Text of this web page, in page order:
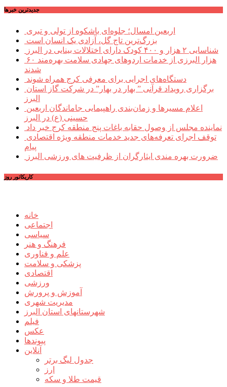
جديدترين خبرها
اربعین امسال؛ جلوه‌ای باشکوه از تولی و تبری
بزرگ‌ترین تاج گل، آزادی یک انسان است
شناسایی ۲ هزار و ۴۰۰ کودک دارای اختلالات بینایی در البرز
۶۰ هزار البرزی از خدمات اردوهای جهادی سلامت بهره‌مند
شدند
دستگاه‌های اجرایی برای معرفی کرج همراه شوند
البرز
حسینی (ع) در البرز
نماینده مجلس از وصول حقابه باغات پنج منطقه کرج خبر داد
پیام
ضرورت بهره مندی ایثارگران از ظرفیت های ورزشی البرز
کاریکاتور روز
خانه
اجتماعی
سیاسی
فرهنگ و هنر
علم و فناوری
پزشکی و سلامت
اقتصادی
ورزشی
آموزش و پرورش
مدیریت شهری
شهرستانهای استان البرز
فیلم
عکس
پیوندها
آنلاین
جدول لیگ برتر
ارز
قیمت طلا و سکه